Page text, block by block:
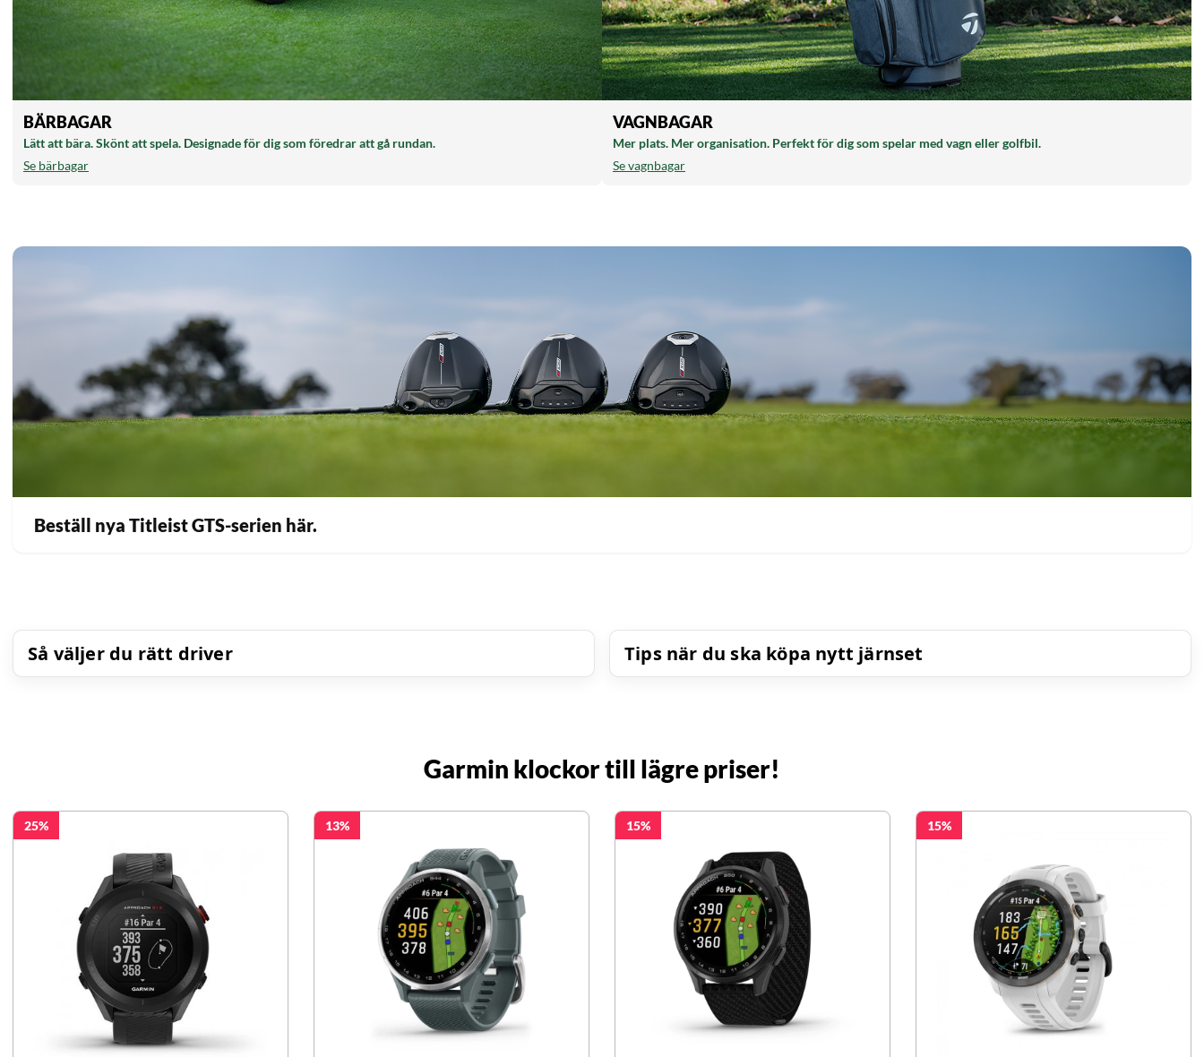
BÄRBAGAR
Lätt att bära. Skönt att spela. Designade för dig som föredrar att gå rundan.
Se bärbagar
VAGNBAGAR
Mer plats. Mer organisation. Perfekt för dig som spelar med vagn eller golfbil.
Se vagnbagar
Beställ nya Titleist GTS-serien här.
Så väljer du rätt driver Tips när du ska köpa nytt järnset
Garmin klockor till lägre priser!
25 13 15 15